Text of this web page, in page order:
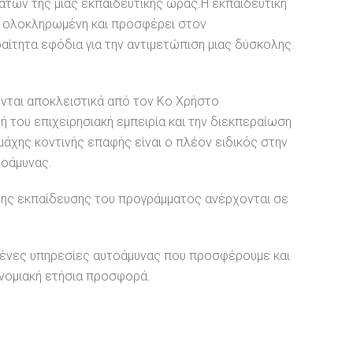
της μίας εκπαιδευτικής ώρας.Η εκπαιδευτική
ολοκληρωμένη και προσφέρει στον
εφόδια για την αντιμετώπιση μιας δύσκολης
αποκλειστικά από τον Κο Χρήστο
επιχειρησιακή εμπειρία και την διεκπεραίωση
κοντινής επαφής είναι ο πλέον ειδικός στην
εκπαίδευσης του προγράμματος ανέρχονται σε
υπηρεσίες αυτοάμυνας που προσφέρουμε και
ετήσια προσφορά.